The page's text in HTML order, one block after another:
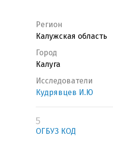
Регион
Калужская область
Город
Калуга
Исследователи
Кудрявцев И.Ю
5
ОГБУЗ КОД